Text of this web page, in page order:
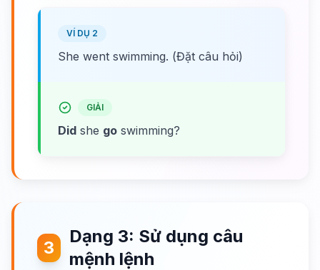
VÍ DỤ 2
She went swimming. (Đặt câu hỏi)
GIẢI
Did she go swimming?
3
Dạng 3: Sử dụng câu
mệnh lệnh